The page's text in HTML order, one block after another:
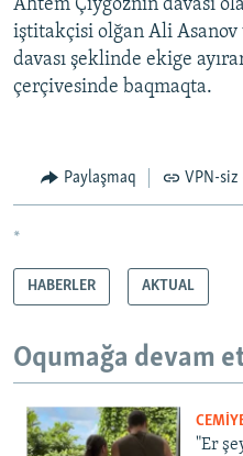
Ahtem Çiygozniñ davası
iştitakçisi olğan Ali
davası şeklinde ekige
çerçivesinde baqmaqta.
Paylaşmaq VPN-siz
*
HABERLER AKTUAL
Oqumağa devam
"Er